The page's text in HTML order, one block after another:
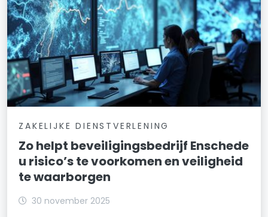
ZAKELIJKE DIENSTVERLENING
Zo helpt beveiligingsbedrijf Enschede
u risico’s te voorkomen en veiligheid
te waarborgen
30 november 2025